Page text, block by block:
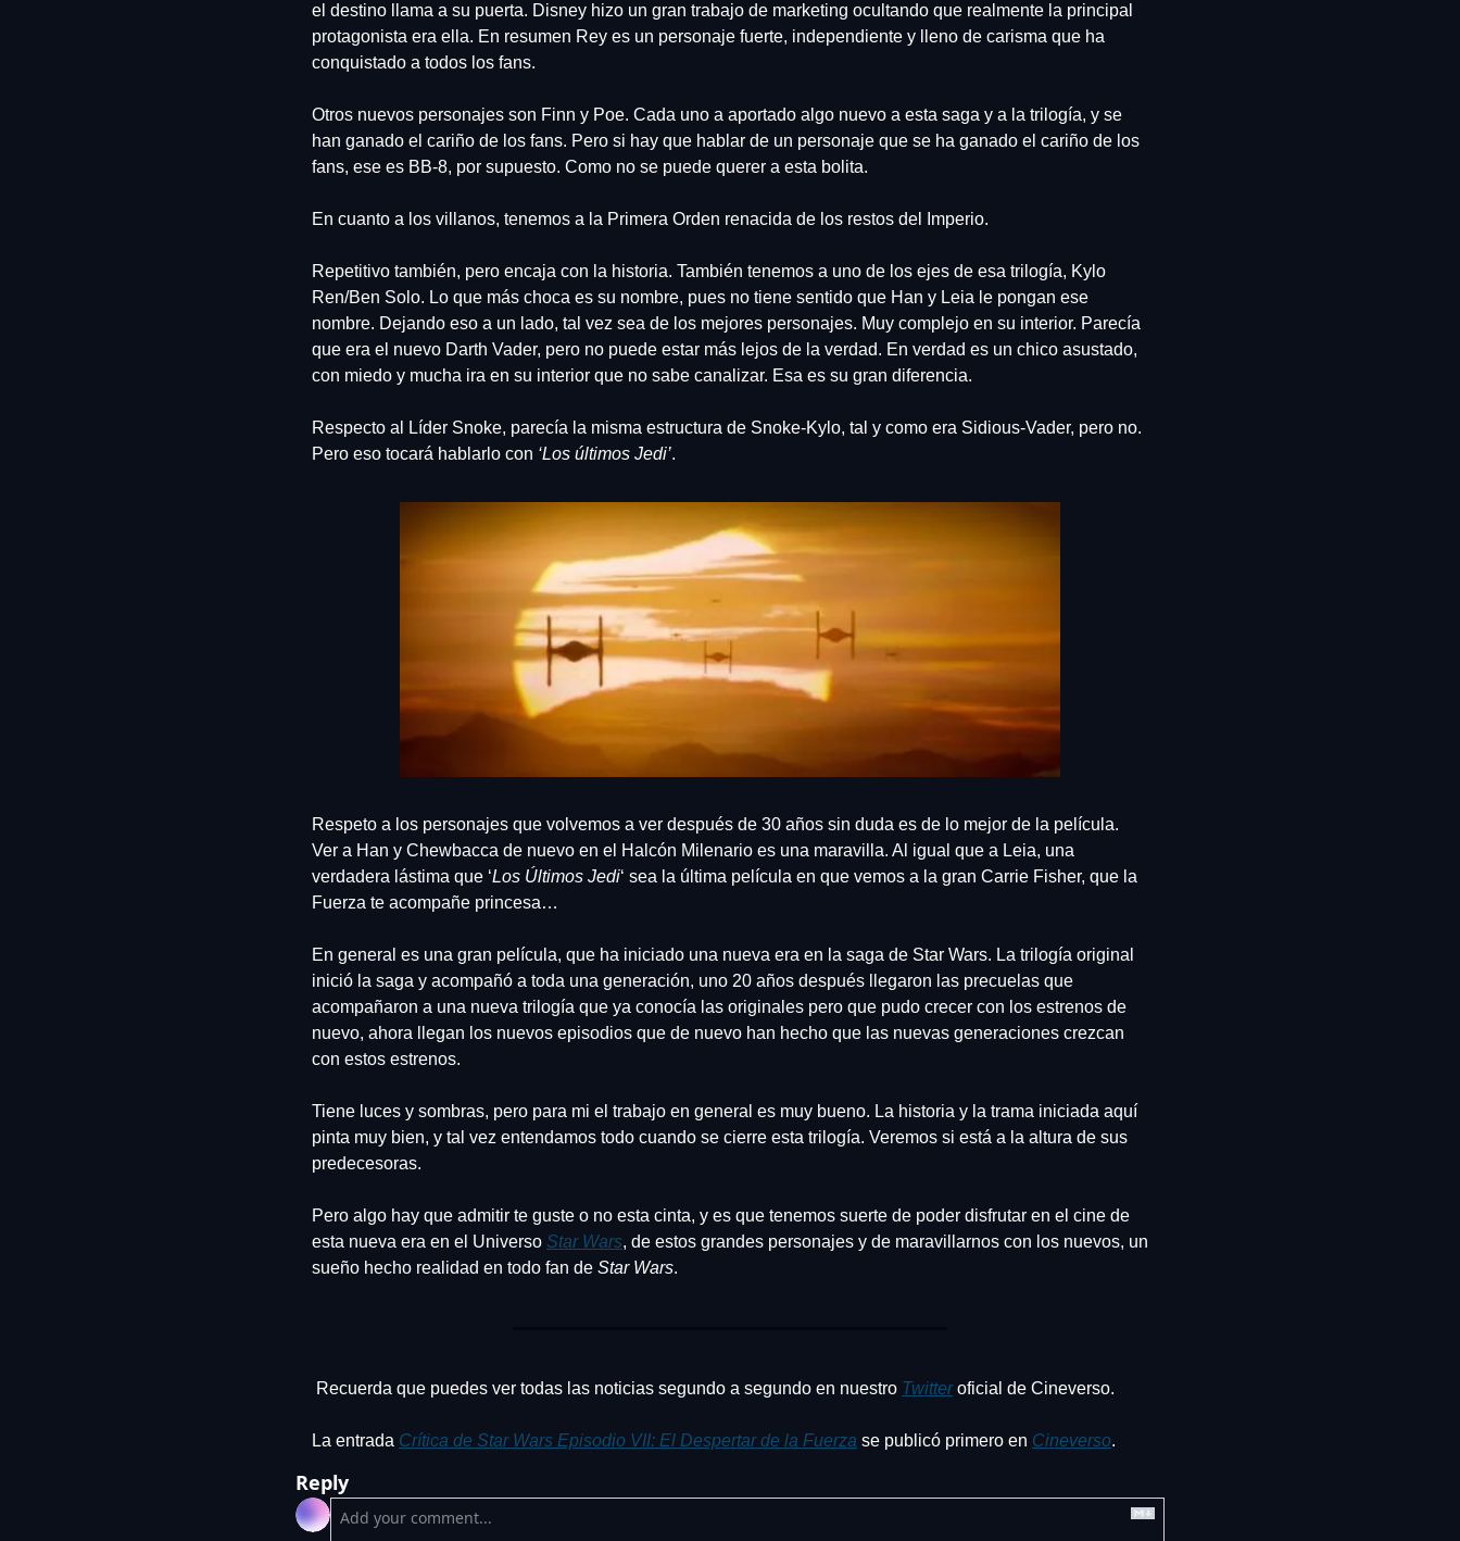
el destino llama a su puerta. Disney hizo un gran trabajo de marketing ocultando que realmente la principal
protagonista era ella. En resumen Rey es un personaje fuerte, independiente y lleno de carisma que ha
conquistado a todos los fans.
Otros nuevos personajes son Finn y Poe. Cada uno a aportado algo nuevo a esta saga y a la trilogía, y se
han ganado el cariño de los fans. Pero si hay que hablar de un personaje que se ha ganado el cariño de los
fans, ese es BB-8, por supuesto. Como no se puede querer a esta bolita.
En cuanto a los villanos, tenemos a la Primera Orden renacida de los restos del Imperio.
Repetitivo también, pero encaja con la historia. También tenemos a uno de los ejes de esa trilogía, Kylo
Ren/Ben Solo. Lo que más choca es su nombre, pues no tiene sentido que Han y Leia le pongan ese
nombre. Dejando eso a un lado, tal vez sea de los mejores personajes. Muy complejo en su interior. Parecía
que era el nuevo Darth Vader, pero no puede estar más lejos de la verdad. En verdad es un chico asustado,
con miedo y mucha ira en su interior que no sabe canalizar. Esa es su gran diferencia.
Respecto al Líder Snoke, parecía la misma estructura de Snoke-Kylo, tal y como era Sidious-Vader, pero no.
Pero eso tocará hablarlo con ‘Los últimos Jedi’.
Respeto a los personajes que volvemos a ver después de 30 años sin duda es de lo mejor de la película.
Ver a Han y Chewbacca de nuevo en el Halcón Milenario es una maravilla. Al igual que a Leia, una
verdadera lástima que ‘Los Últimos Jedi‘ sea la última película en que vemos a la gran Carrie Fisher, que la
Fuerza te acompañe princesa…
En general es una gran película, que ha iniciado una nueva era en la saga de Star Wars. La trilogía original
inició la saga y acompañó a toda una generación, uno 20 años después llegaron las precuelas que
acompañaron a una nueva trilogía que ya conocía las originales pero que pudo crecer con los estrenos de
nuevo, ahora llegan los nuevos episodios que de nuevo han hecho que las nuevas generaciones crezcan
con estos estrenos.
Tiene luces y sombras, pero para mi el trabajo en general es muy bueno. La historia y la trama iniciada aquí
pinta muy bien, y tal vez entendamos todo cuando se cierre esta trilogía. Veremos si está a la altura de sus
predecesoras.
Pero algo hay que admitir te guste o no esta cinta, y es que tenemos suerte de poder disfrutar en el cine de
esta nueva era en el Universo Star Wars, de estos grandes personajes y de maravillarnos con los nuevos, un
sueño hecho realidad en todo fan de Star Wars.
Recuerda que puedes ver todas las noticias segundo a segundo en nuestro Twitter oficial de Cineverso.
La entrada Crítica de Star Wars Episodio VII: El Despertar de la Fuerza se publicó primero en Cineverso.
Reply